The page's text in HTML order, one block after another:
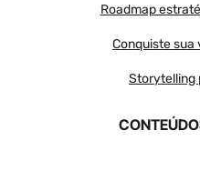
Roadmap
Conquiste sua
Storytelling